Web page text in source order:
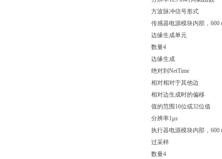
方波脉冲信号形式
传感器电源模块内部，600
边缘生成单元
数量4
边缘生成
绝对到NetTime
相对相对于其他边
相对边生成时的偏移
值的范围16位或32位值
分辨率1µs
执行器电源模块内部，600
过采样
数量4